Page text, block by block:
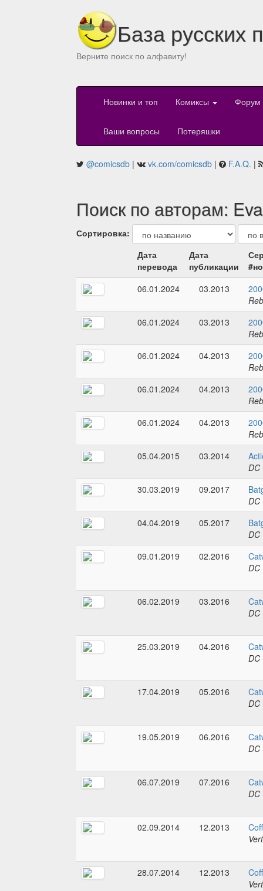
База русских
Верните поиск по алфавиту!
Новинки и топ Комиксы Форум
Ваши вопросы Потеряшки
@comicsdb | vk.com/comicsdb | F.A.Q. |
Поиск по авторам:
Сортировка:
Дата
перевода
Дата
публикации
06.01.2024
03.2013
06.01.2024
03.2013
06.01.2024
04.2013
06.01.2024
04.2013
06.01.2024
04.2013
05.04.2015
03.2014
DC
30.03.2019
09.2017
DC
04.04.2019
05.2017
DC
09.01.2019
02.2016
DC
06.02.2019 03.2016
DC
25.03.2019 04.2016
DC
17.04.2019 05.2016
DC
19.05.2019 06.2016
DC
06.07.2019 07.2016
DC
02.09.2014 12.2013
28.07.2014 12.2013